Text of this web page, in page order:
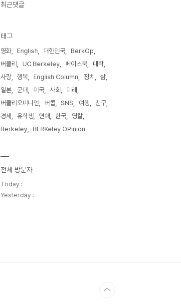
최근댓글
태그
영화 English 대한민국
BerkOp
버클리
UC Berkeley 페이스북
대학
사랑
행복 English Column 정치
삶
일본
군대 미국 사회
미래
버클리오피니언
버콥 SNS 여행
친구
경제
유학생 연애 한국
영칼
Berkeley
BERKeley OPinion
전체 방문자
Today :
Yesterday :